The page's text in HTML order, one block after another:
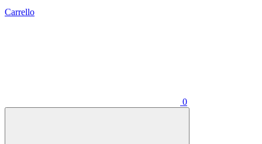
Carrello
0